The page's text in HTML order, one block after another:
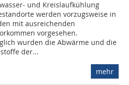
und Kreislaufkühlung
werden vorzugsweise in
mit ausreichenden
vorgesehen.
wurden die Abwärme und die
der...
mehr